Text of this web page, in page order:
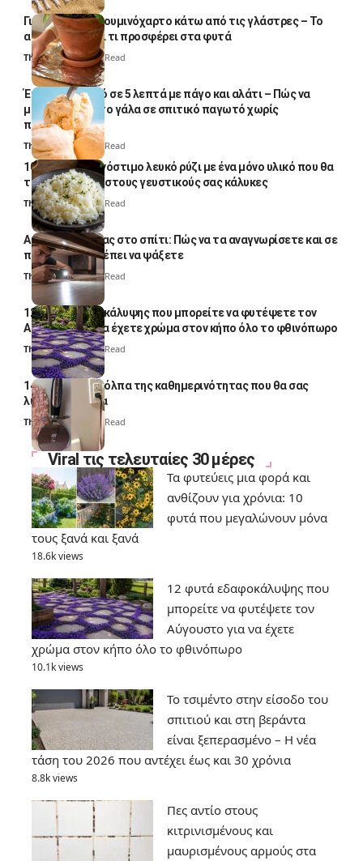
Γιατί βάζουν αλουμινόχαρτο κάτω από τις γλάστρες – Το
απλό κόλπο και τι προσφέρει στα φυτά
Thali Ombre4 Min Read
Έτοιμο παγωτό σε 5 λεπτά με πάγο και αλάτι – Πώς να
μετατρέψετε το γάλα σε σπιτικό παγωτό χωρίς
παγωτομηχανή
Thali Ombre 4 Min Read
10 φορές ποιο νόστιμο λευκό ρύζι με ένα μόνο υλικό που θα
το απογειώσει στους γευστικούς σας κάλυκες
Thali Ombre4 Min Read
Αυγά κατσαρίδας στο σπίτι: Πώς να τα αναγνωρίσετε και σε
ποια σημεία πρέπει να ψάξετε
Thali Ombre4 Min Read
12 φυτά εδαφοκάλυψης που μπορείτε να φυτέψετε τον
Αύγουστο για να έχετε χρώμα στον κήπο όλο το φθινόπωρο
Thali Ombre7 Min Read
14 πανέξυπνα κόλπα της καθημερινότητας που θα σας
λύσουν τα χέρια
Thali Ombre 6 Min Read
Viral τις τελευταίες 30 μέρες
Τα φυτεύεις μια φορά και
ανθίζουν για χρόνια: 10
φυτά που μεγαλώνουν μόνα
τους ξανά και ξανά
18.6k views
12 φυτά εδαφοκάλυψης που
μπορείτε να φυτέψετε τον
Αύγουστο για να έχετε
χρώμα στον κήπο όλο το φθινόπωρο
10.1k views
Το τσιμέντο στην είσοδο του
σπιτιού και στη βεράντα
είναι ξεπερασμένο – Η νέα
τάση του 2026 που αντέχει έως και 30 χρόνια
8.8k views
Πες αντίο στους
κιτρινισμένους και
μαυρισμένους αρμούς στα